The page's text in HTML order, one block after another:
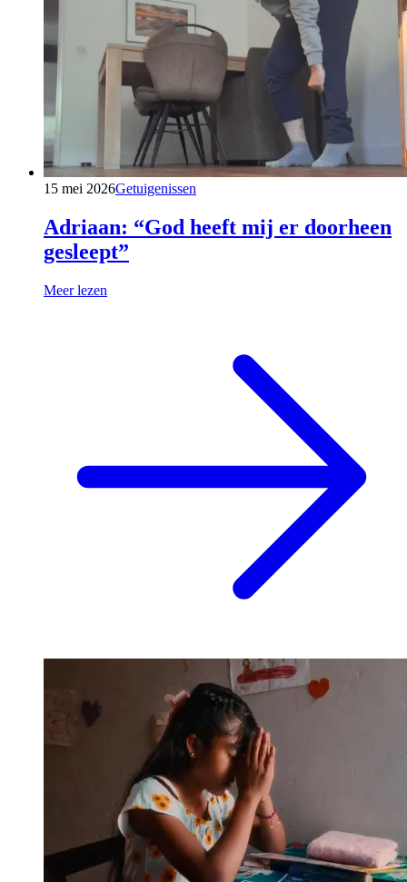
15 mei 2026Getuigenissen
Adriaan: “God heeft mij er doorheen
gesleept”
Meer lezen